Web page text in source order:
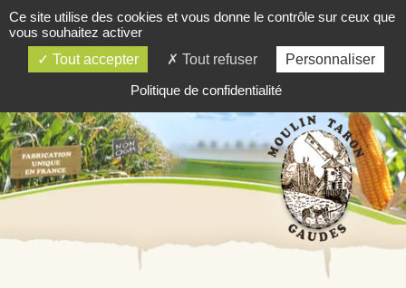
03 84 81 81 06
SOMMAIRE
Ce site utilise des cookies et vous donne le contrôle sur ceux que
vous souhaitez activer
Tout accepter
Tout refuser
Personnaliser
Politique de confidentialité